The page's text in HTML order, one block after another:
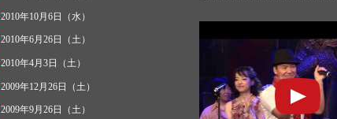
2010年10月6日（水）
2010年6月26日（土）
2010年4月3日（土）
2009年12月26日（土）
2009年9月26日（土）